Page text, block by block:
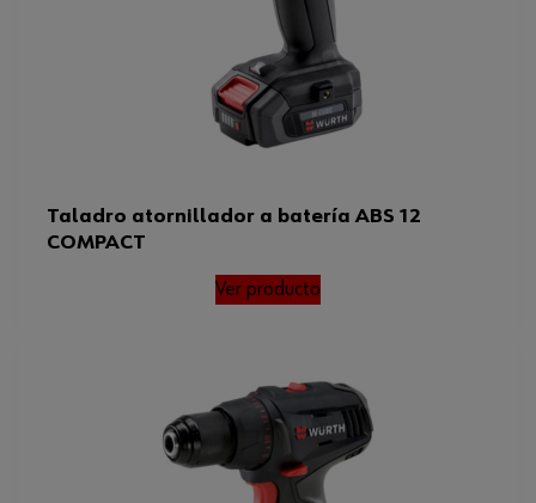
Taladro atornillador a batería ABS 12
COMPACT
Ver producto